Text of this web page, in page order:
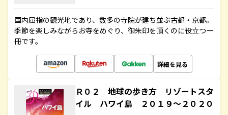
国内屈指の観光地であり、数多の寺院が建ち並ぶ古都・京都。
季節を楽しみながらお寺をめぐり、御朱印を頂くのに役立つ一
冊です。
詳細を見る
Ｒ０２ 地球の歩き方 リゾートスタ
イル ハワイ島 ２０１９～２０２０